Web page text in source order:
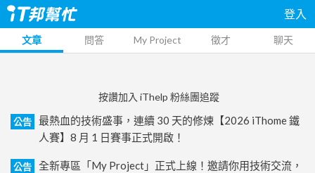
登入
文章 問答 My Project 徵才 聊天
按讚加入 iThelp 粉絲團追蹤
公告
最熱血的技術盛事，連續 30 天的修煉【2026 iThome 鐵
人賽】8 月 1 日賽事正式開啟！
公告
全新專區「My Project」正式上線！邀請你用技術交流，